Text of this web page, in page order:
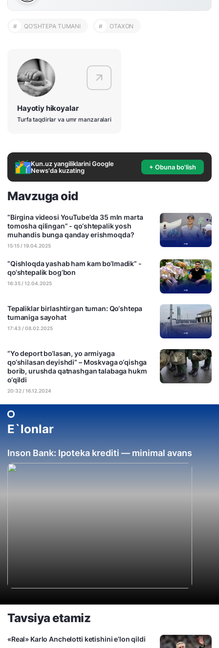
# QO‘SHTEPA TUMANI # OTAXON
Hayotiy hikoyalar
Turfa taqdirlar va umr manzaralari
Kun.uz yangiliklarini Google
News'da kuzating
+ Obuna bo'lish
Mavzuga oid
“Birgina videosi YouTube’da 35 mln marta
tomosha qilingan” - qo‘shtepalik yosh
muhandis bunga qanday erishmoqda?
15:15 / 19.04.2025
“Qishloqda yashab ham kam bo‘lmadik” -
qo‘shtepalik bog‘bon
16:35 / 12.04.2025
Tepaliklar birlashtirgan tuman: Qo‘shtepa
tumaniga sayohat
17:43 / 08.02.2025
“Yo deport bo‘lasan, yo armiyaga
qo‘shilasan deyishdi” – Moskvaga o‘qishga
borib, urushda qatnashgan talabaga hukm
o‘qildi
20:32 / 16.12.2024
E`lonlar
Inson Bank: Ipoteka krediti — minimal avans
Tavsiya etamiz
«Real» Karlo Anchelotti ketishini e’lon qildi